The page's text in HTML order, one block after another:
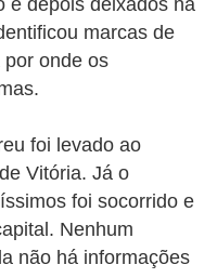
e depois deixados na
marcas de
onde os
foi levado ao
Vitória. Já o
foi socorrido e
Nenhum
não há informações